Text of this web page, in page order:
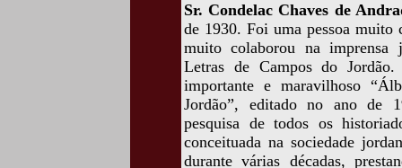
Sr. Condelac Chaves de
de 1930. Foi uma pessoa
muito colaborou na imprensa
Letras de Campos do
importante e maravilhoso
Jordão”, editado no ano de
pesquisa de todos os
conceituada na sociedade
durante várias décadas,